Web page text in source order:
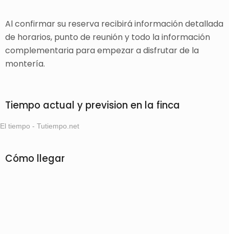
Al confirmar su reserva recibirá información detallada
de horarios, punto de reunión y todo la información
complementaria para empezar a disfrutar de la
montería.
Tiempo actual y prevision en la finca
El tiempo - Tutiempo.net
Cómo llegar